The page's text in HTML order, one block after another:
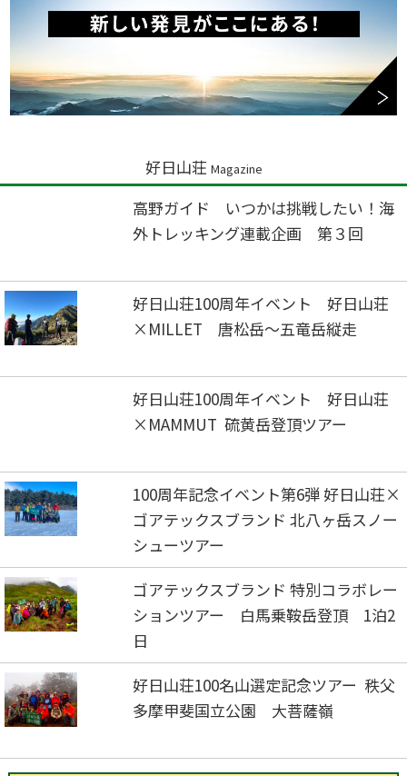
好日山荘 Magazine
高野ガイド いつかは挑戦したい！海
外トレッキング連載企画 第３回
好日山荘100周年イベント 好日山荘
×MILLET 唐松岳～五竜岳縦走
好日山荘100周年イベント 好日山荘
×MAMMUT 硫黄岳登頂ツアー
100周年記念イベント第6弾 好日山荘×
ゴアテックスブランド 北八ヶ岳スノー
シューツアー
ゴアテックスブランド 特別コラボレー
ションツアー 白馬乗鞍岳登頂 1泊2
日
好日山荘100名山選定記念ツアー 秩父
多摩甲斐国立公園 大菩薩嶺